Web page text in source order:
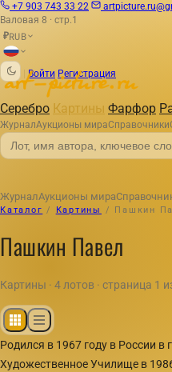
+7 903 743 33 22
Валовая 8 · стр.1
₽RUB
Войти Регистрация
Серебро Картины Фарфор
ЖурналАукционы мираСправочники
ЖурналАукционы мира
Каталог / Картины / Пашкин
Пашкин Павел
Картины · 4 лотов · страница 1
Родился в 1967 году в России
Художественное Училище в